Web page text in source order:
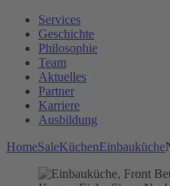
Services
Geschichte
Philosophie
Team
Aktuelles
Partner
Karriere
Ausbildung
HomeSaleKüchenEinbauküche